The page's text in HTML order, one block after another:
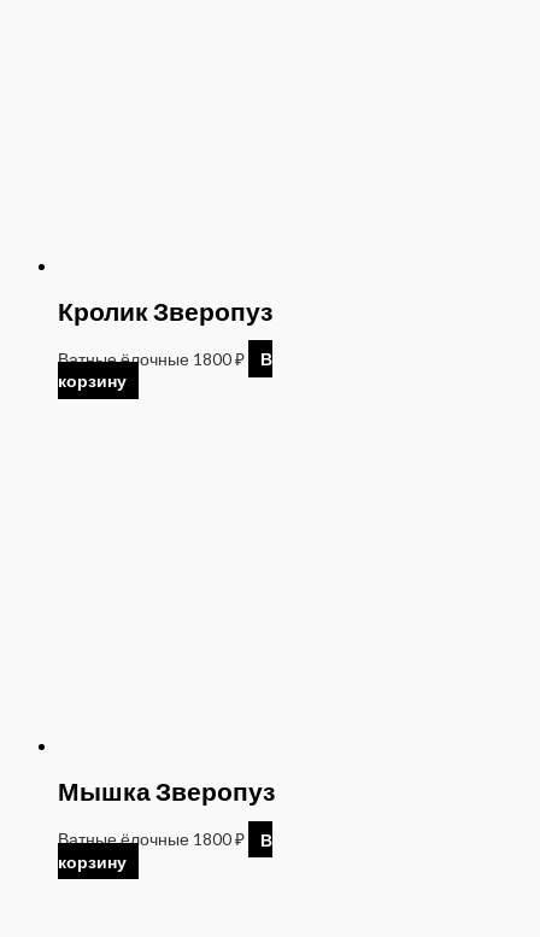
Кролик Зверопуз
Ватные ёлочные 1800₽
В
корзину
Мышка Зверопуз
Ватные ёлочные 1800₽
В
корзину